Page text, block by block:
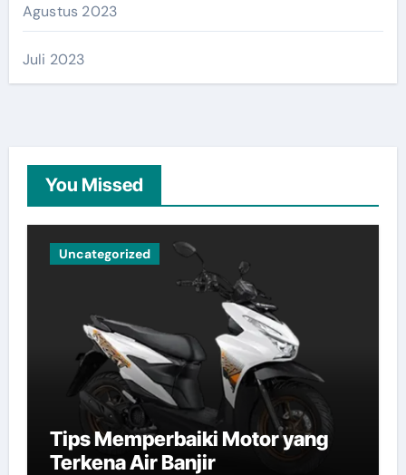
Agustus 2023
Juli 2023
You Missed
Uncategorized
Tips Memperbaiki Motor yang
Terkena Air Banjir